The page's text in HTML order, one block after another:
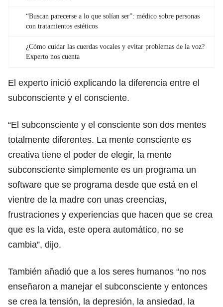
“Buscan parecerse a lo que solían ser”: médico sobre personas
con tratamientos estéticos
¿Cómo cuidar las cuerdas vocales y evitar problemas de la voz?
Experto nos cuenta
El experto inició explicando la diferencia entre el
subconsciente y el consciente.
“El subconsciente y el consciente son dos mentes
totalmente diferentes. La mente consciente es
creativa tiene el poder de elegir, la mente
subconsciente simplemente es un programa un
software que se programa desde que está en el
vientre de la madre con unas creencias,
frustraciones y experiencias que hacen que se crea
que es la vida, este opera automático, no se
cambia”, dijo.
También añadió que a los seres humanos “no nos
enseñaron a manejar el subconsciente y entonces
se crea la tensión, la depresión, la ansiedad, la